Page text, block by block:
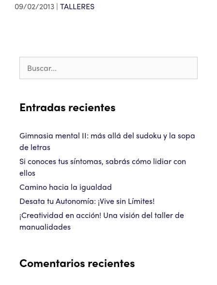
09/02/2013 TALLERES
Entradas recientes
Gimnasia mental II: más allá del sudoku y la sopa
de letras
Si conoces tus síntomas, sabrás cómo lidiar con
ellos
Camino hacia la igualdad
Desata tu Autonomía: ¡Vive sin Límites!
¡Creatividad en acción! Una visión del taller de
manualidades
Comentarios recientes